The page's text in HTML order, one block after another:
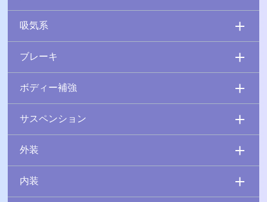
吸気系
ブレーキ
ボディー補強
サスペンション
外装
内装